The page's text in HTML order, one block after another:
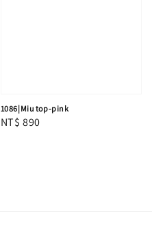
1086|Miu top-pink
Regular
NT$ 890